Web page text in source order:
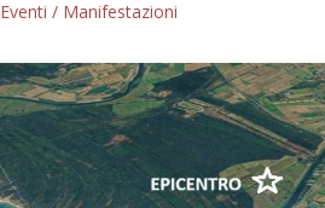
Eventi / Manifestazioni